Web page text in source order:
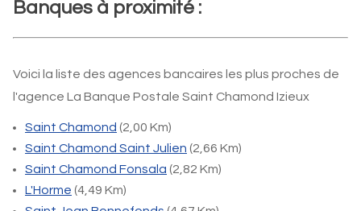
Banques à proximité :
Voici la liste des agences bancaires les plus proches de
l'agence La Banque Postale Saint Chamond Izieux
Saint Chamond (2,00 Km)
Saint Chamond Saint Julien (2,66 Km)
Saint Chamond Fonsala (2,82 Km)
L'Horme (4,49 Km)